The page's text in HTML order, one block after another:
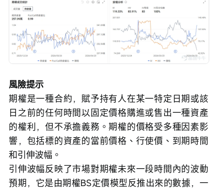
風險提示
期權是一種合約，賦予持有人在某一特定日期或該
日之前的任何時間以固定價格購進或售出一種資產
的權利，但不承擔義務。期權的價格受多種因素影
響，包括標的資產的當前價格、行使價、到期時間
和引伸波幅。
引伸波幅反映了市場對期權未來一段時間內的波動
預期，它是由期權BS定價模型反推出來的數據，一